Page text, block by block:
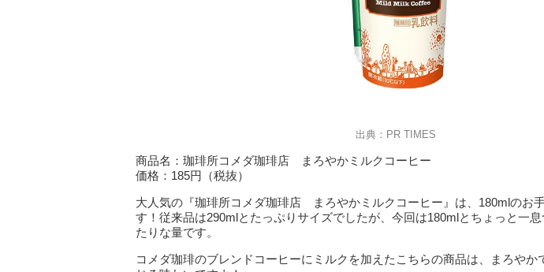
出典：PR TIMES
商品名：珈琲所コメダ珈琲店 まろやかミルクコーヒー
価格：185円（税抜）
大人気の『珈琲所コメダ珈琲店 まろやかミルクコーヒー』は、180mlのお
す！従来品は290mlとたっぷりサイズでしたが、今回は180mlとちょっと一
たりな量です。
コメダ珈琲のブレンドコーヒーにミルクを加えたこちらの商品は、まろやか